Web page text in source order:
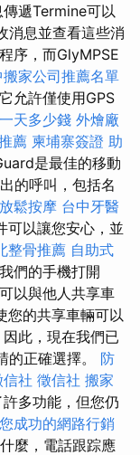
遞Termine可以
消息並查看這些消
序，而GlyMPSE
搬家公司推薦名單
允許僅使用GPS
天多少錢 外燴廠
薦 柬埔寨簽證 助
是最佳的移動
的呼叫，包括名
鬆按摩 台中牙醫
可以讓您安心，並
整骨推薦 自助式
們的手機打開
以與他人共享車
您的共享車輛可以
因此，現在我們已
的正確選擇。 防
社 徵信社 搬家
多功能，但您仍
成功的網路行銷
麼，電話跟踪應